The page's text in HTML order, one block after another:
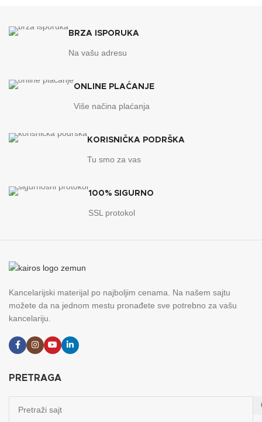
BRZA ISPORUKA
Na vašu adresu
ONLINE PLAĆANJE
Više načina plaćanja
KORISNIČKA PODRŠKA
Tu smo za vas
100% SIGURNO
SSL protokol
Kancelarijski materijal po najboljim cenama. Na našem sajtu
možete da na jednom mestu pronađete sve potrebno za vašu
kancelariju.
PRETRAGA